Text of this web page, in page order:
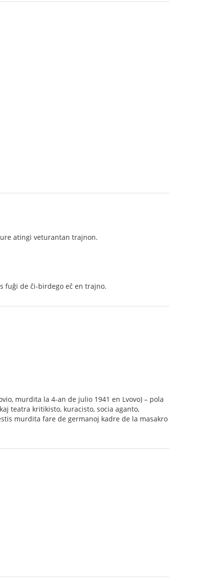
atingi veturantan trajnon.
fuĝi de ĉi-birdego eĉ en trajno.
murdita la 4-an de julio 1941 en Lvovo) – pola
teatra kritikisto, kuracisto, socia aganto,
murdita fare de germanoj kadre de la masakro